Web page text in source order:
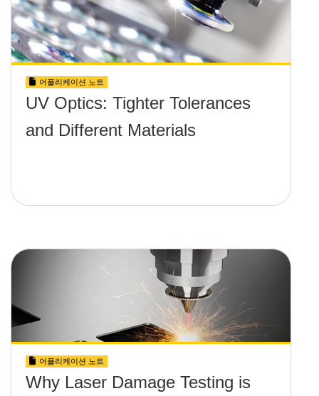
어플리케이션 노트
UV Optics: Tighter Tolerances
and Different Materials
어플리케이션 노트
Why Laser Damage Testing is